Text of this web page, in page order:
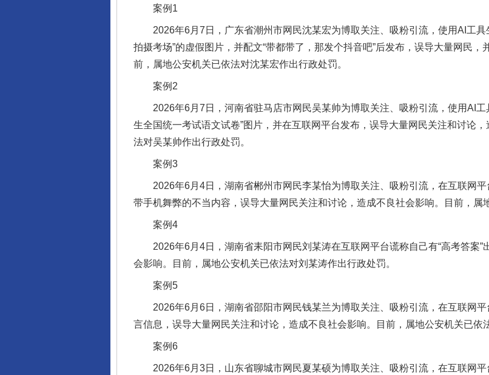
案例1
2026年6月7日，广东省潮州市网民沈某宏为博取关注、吸粉引流，使用AI工具
拍摄考场”的虚假图片，并配文“带都带了，那发个抖音吧”后发布，误导大量网民
前，属地公安机关已依法对沈某宏作出行政处罚。
案例2
2026年6月7日，河南省驻马店市网民吴某帅为博取关注、吸粉引流，使用AI工
生全国统一考试语文试卷”图片，并在互联网平台发布，误导大量网民关注和讨论
法对吴某帅作出行政处罚。
案例3
2026年6月4日，湖南省郴州市网民李某怡为博取关注、吸粉引流，在互联网平
带手机舞弊的不当内容，误导大量网民关注和讨论，造成不良社会影响。目前，属
案例4
2026年6月4日，湖南省耒阳市网民刘某涛在互联网平台谎称自己有“高考答案”
会影响。目前，属地公安机关已依法对刘某涛作出行政处罚。
案例5
2026年6月6日，湖南省邵阳市网民钱某兰为博取关注、吸粉引流，在互联网平
言信息，误导大量网民关注和讨论，造成不良社会影响。目前，属地公安机关已依
案例6
2026年6月3日，山东省聊城市网民夏某硕为博取关注、吸粉引流，在互联网平